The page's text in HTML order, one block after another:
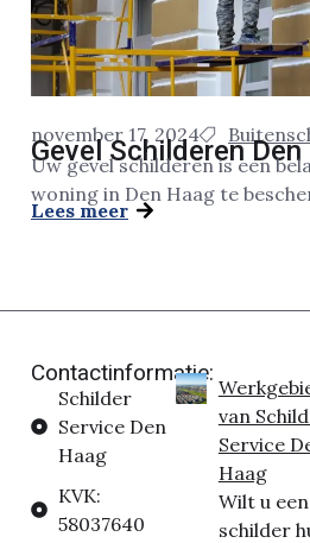
november 17, 2024
Gevel Schilderen Den
Uw gevel schilderen is een
woning in Den Haag te
Lees meer
Contactinformatie:
Schilder
Service Den
Haag
KVK:
58037640
van
Service
Haag
Wilt u een
schilder